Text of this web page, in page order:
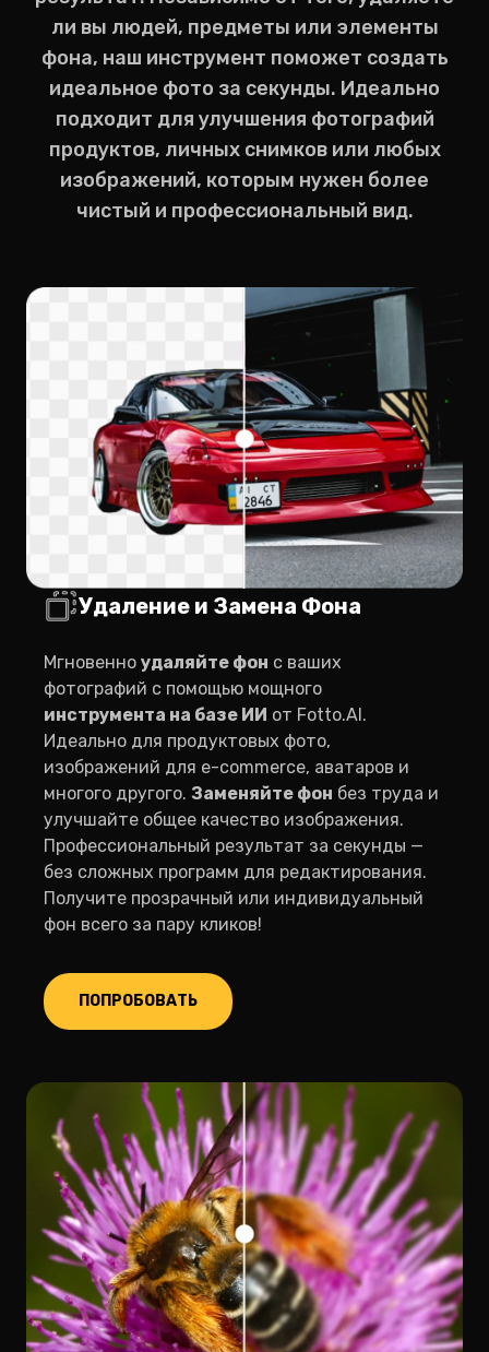
ли вы людей, предметы или элементы
фона, наш инструмент поможет создать
идеальное фото за секунды. Идеально
подходит для улучшения фотографий
продуктов, личных снимков или любых
изображений, которым нужен более
чистый и профессиональный вид.
Удаление и Замена Фона
Мгновенно удаляйте фон с ваших
фотографий с помощью мощного
инструмента на базе ИИ от Fotto.AI.
Идеально для продуктовых фото,
изображений для e-commerce, аватаров и
многого другого. Заменяйте фон без труда и
улучшайте общее качество изображения.
Профессиональный результат за секунды —
без сложных программ для редактирования.
Получите прозрачный или индивидуальный
фон всего за пару кликов!
ПОПРОБОВАТЬ